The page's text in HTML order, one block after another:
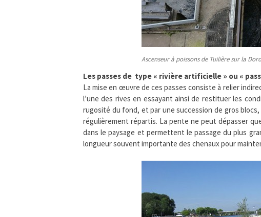
Ascenseur à poissons de Tuilière sur la
Les passes de type « rivière artificielle » ou «
La mise en œuvre de ces passes consiste à relier
l’une des rives en essayant ainsi de restituer les
rugosité du fond, et par une succession de gros
régulièrement répartis. La pente ne peut dépasser
dans le paysage et permettent le passage du plus
longueur souvent importante des chenaux pour